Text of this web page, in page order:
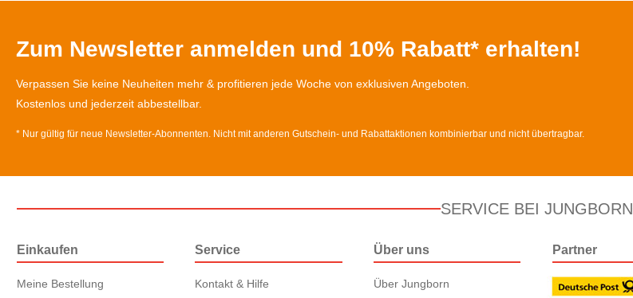
Zum Newsletter anmelden und 10% Rabatt* erhalten!
Verpassen Sie keine Neuheiten mehr & profitieren jede Woche von exklusiven Angeboten.
Kostenlos und jederzeit abbestellbar.
* Nur gültig für neue Newsletter-Abonnenten. Nicht mit anderen Gutschein- und Rabattaktionen kombinierbar und nicht übertragbar.
SERVICE BEI JUNGBORN
Einkaufen
Meine Bestellung
Service
Kontakt & Hilfe
Über uns
Über Jungborn
Partner